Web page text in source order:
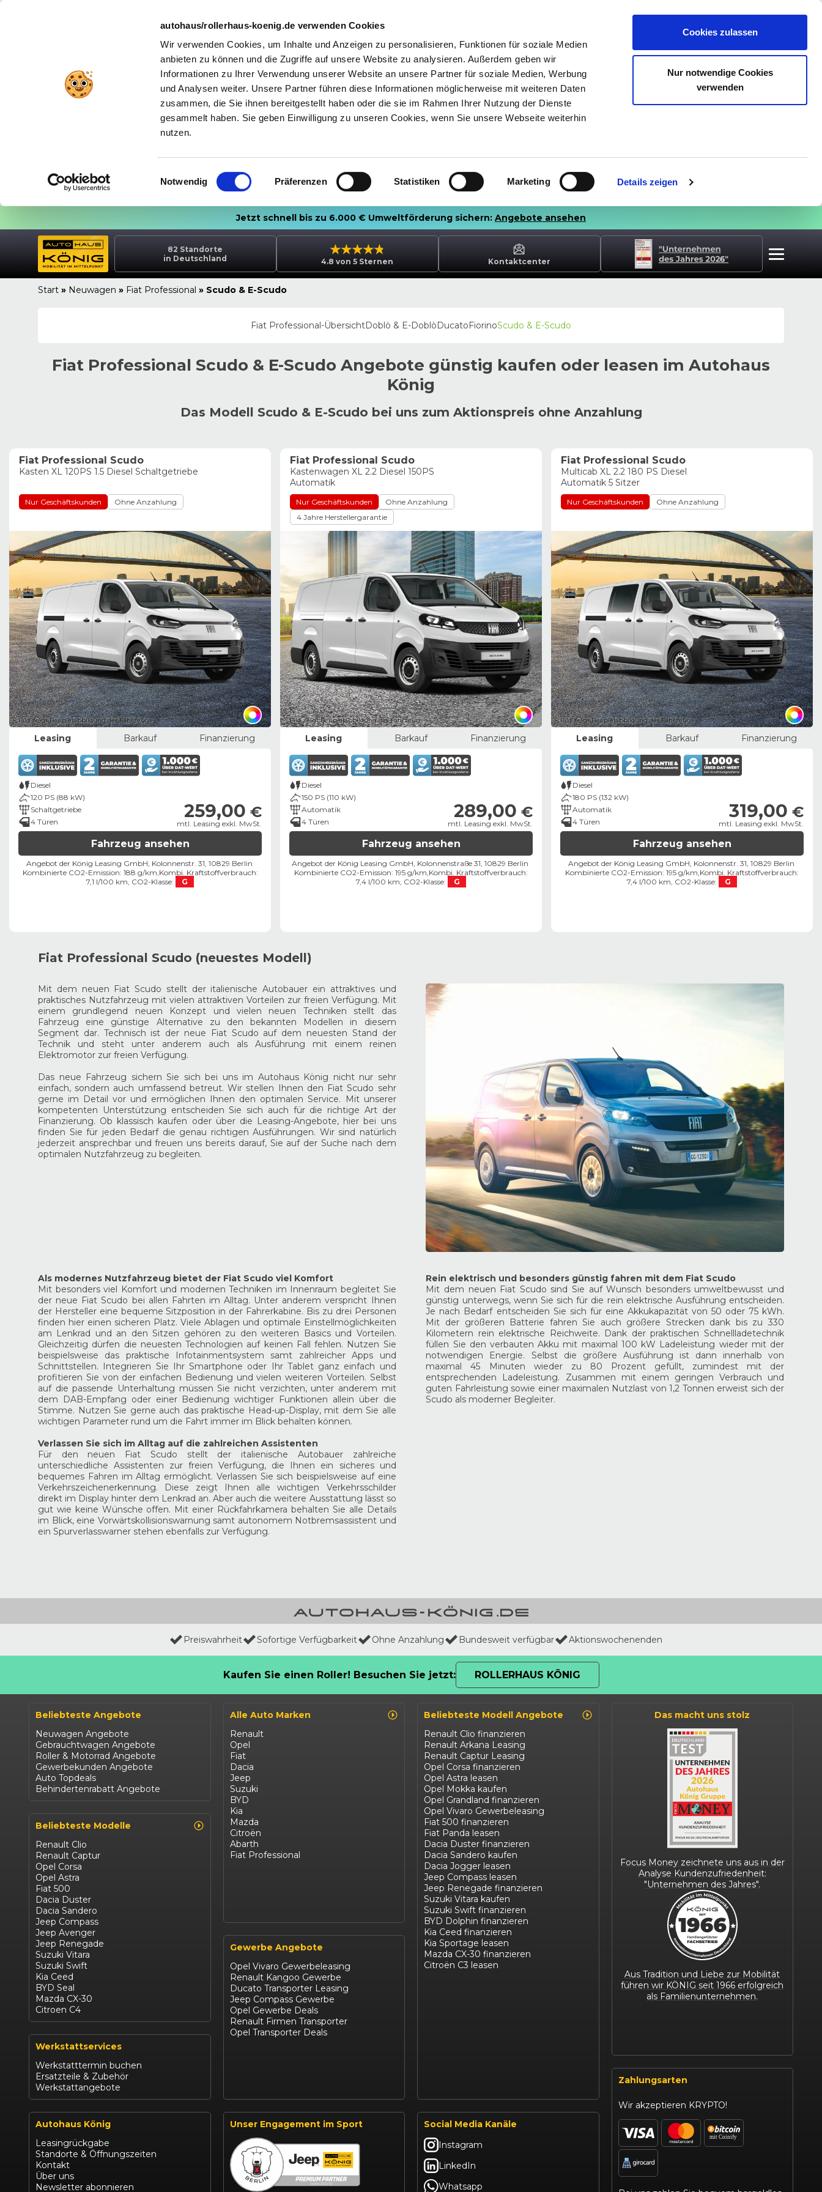
autohaus/rollerhaus-koenig.de verwenden Cookies
Wir verwenden Cookies, um Inhalte und Anzeigen zu personalisieren, Funktionen für soziale Medien
anbieten zu können und die Zugriffe auf unsere Website zu analysieren. Außerdem geben wir
Informationen zu Ihrer Verwendung unserer Website an unsere Partner für soziale Medien, Werbung
und Analysen weiter. Unsere Partner führen diese Informationen möglicherweise mit weiteren Daten
zusammen, die Sie ihnen bereitgestellt haben oder die sie im Rahmen Ihrer Nutzung der Dienste
gesammelt haben. Sie geben Einwilligung zu unseren Cookies, wenn Sie unsere Webseite weiterhin
nutzen.
Einwilligungsauswahl
Notwendig Präferenzen Statistiken Marketing Details zeigen
Cookies zulassen
Nur notwendige Cookies
verwenden
Jetzt schnell bis zu 6.000 € Umweltförderung sichern: Angebote ansehen
82 Standorte
in Deutschland
4.8 von 5 Sternen Kontaktcenter
Start » Neuwagen » Fiat Professional » Scudo & E-Scudo
Fiat Professional-ÜbersichtDoblò & E-DoblòDucatoFiorinoScudo & E-Scudo
Fiat Professional Scudo & E-Scudo Angebote günstig kaufen oder leasen im Autohaus
König
Das Modell Scudo & E-Scudo bei uns zum Aktionspreis ohne Anzahlung
Fiat Professional Scudo
Kasten XL 120PS 1.5 Diesel Schaltgetriebe
Nur Geschäftskunden Ohne Anzahlung
Bild zeigt Beispielabbildung des Fahrzeugs
Leasing Barkauf Finanzierung
Diesel
120 PS (88 kW)
Schaltgetriebe
4 Türen
259,00 €
mtl. Leasing exkl. MwSt.
Fahrzeug ansehen
Angebot der König Leasing GmbH, Kolonnenstr. 31, 10829 Berlin ​
Kombinierte CO2-Emission: 188 g/km,Kombi. Kraftstoffverbrauch:
7,1 l/100 km, CO2-Klasse: G
Fiat Professional Scudo
Kastenwagen XL 2.2 Diesel 150PS
Automatik
Nur Geschäftskunden
Ohne Anzahlung
4 Jahre Herstellergarantie
Bild zeigt Beispielabbildung des Fahrzeugs
Leasing Barkauf Finanzierung
Diesel
150 PS (110 kW)
Automatik
4 Türen
289,00 €
mtl. Leasing exkl. MwSt.
Fahrzeug ansehen
Angebot der König Leasing GmbH, Kolonnenstraße 31, 10829 Berlin ​
Kombinierte CO2-Emission: 195 g/km,Kombi. Kraftstoffverbrauch:
7,4 l/100 km, CO2-Klasse: G
Fiat Professional Scudo
Multicab XL 2.2 180 PS Diesel
Automatik 5 Sitzer
Nur Geschäftskunden Ohne Anzahlung
Bild zeigt Beispielabbildung des Fahrzeugs
Leasing Barkauf Finanzierung
Diesel
180 PS (132 kW)
Automatik
4 Türen
319,00 €
mtl. Leasing exkl. MwSt.
Fahrzeug ansehen
Angebot der König Leasing GmbH, Kolonnenstr. 31, 10829 Berlin ​
Kombinierte CO2-Emission: 195 g/km,Kombi. Kraftstoffverbrauch:
7,4 l/100 km, CO2-Klasse: G
Fiat Professional Scudo (neuestes Modell)
Mit dem neuen Fiat Scudo stellt der italienische Autobauer ein attraktives und
praktisches Nutzfahrzeug mit vielen attraktiven Vorteilen zur freien Verfügung. Mit
einem grundlegend neuen Konzept und vielen neuen Techniken stellt das
Fahrzeug eine günstige Alternative zu den bekannten Modellen in diesem
Segment dar. Technisch ist der neue Fiat Scudo auf dem neuesten Stand der
Technik und steht unter anderem auch als Ausführung mit einem reinen
Elektromotor zur freien Verfügung.
Das neue Fahrzeug sichern Sie sich bei uns im Autohaus König nicht nur sehr
einfach, sondern auch umfassend betreut. Wir stellen Ihnen den Fiat Scudo sehr
gerne im Detail vor und ermöglichen Ihnen den optimalen Service. Mit unserer
kompetenten Unterstützung entscheiden Sie sich auch für die richtige Art der
Finanzierung. Ob klassisch kaufen oder über die Leasing-Angebote, hier bei uns
finden Sie für jeden Bedarf die genau richtigen Ausführungen. Wir sind natürlich
jederzeit ansprechbar und freuen uns bereits darauf, Sie auf der Suche nach dem
optimalen Nutzfahrzeug zu begleiten.
Als modernes Nutzfahrzeug bietet der Fiat Scudo viel Komfort
Mit besonders viel Komfort und modernen Techniken im Innenraum begleitet Sie
der neue Fiat Scudo bei allen Fahrten im Alltag. Unter anderem verspricht Ihnen
der Hersteller eine bequeme Sitzposition in der Fahrerkabine. Bis zu drei Personen
finden hier einen sicheren Platz. Viele Ablagen und optimale Einstellmöglichkeiten
am Lenkrad und an den Sitzen gehören zu den weiteren Basics und Vorteilen.
Gleichzeitig dürfen die neuesten Technologien auf keinen Fall fehlen. Nutzen Sie
beispielsweise das praktische Infotainmentsystem samt zahlreicher Apps und
Schnittstellen. Integrieren Sie Ihr Smartphone oder Ihr Tablet ganz einfach und
profitieren Sie von der einfachen Bedienung und vielen weiteren Vorteilen. Selbst
auf die passende Unterhaltung müssen Sie nicht verzichten, unter anderem mit
dem DAB-Empfang oder einer Bedienung wichtiger Funktionen allein über die
Stimme. Nutzen Sie gerne auch das praktische Head-up-Display, mit dem Sie alle
wichtigen Parameter rund um die Fahrt immer im Blick behalten können.
Verlassen Sie sich im Alltag auf die zahlreichen Assistenten
Für den neuen Fiat Scudo stellt der italienische Autobauer zahlreiche
unterschiedliche Assistenten zur freien Verfügung, die Ihnen ein sicheres und
bequemes Fahren im Alltag ermöglicht. Verlassen Sie sich beispielsweise auf eine
Verkehrszeichenerkennung. Diese zeigt Ihnen alle wichtigen Verkehrsschilder
direkt im Display hinter dem Lenkrad an. Aber auch die weitere Ausstattung lässt so
gut wie keine Wünsche offen. Mit einer Rückfahrkamera behalten Sie alle Details
im Blick, eine Vorwärtskollisionswarnung samt autonomem Notbremsassistent und
ein Spurverlasswarner stehen ebenfalls zur Verfügung.
Rein elektrisch und besonders günstig fahren mit dem Fiat Scudo
Mit dem neuen Fiat Scudo sind Sie auf Wunsch besonders umweltbewusst und
günstig unterwegs, wenn Sie sich für die rein elektrische Ausführung entscheiden.
Je nach Bedarf entscheiden Sie sich für eine Akkukapazität von 50 oder 75 kWh.
Mit der größeren Batterie fahren Sie auch größere Strecken dank bis zu 330
Kilometern rein elektrische Reichweite. Dank der praktischen Schnellladetechnik
füllen Sie den verbauten Akku mit maximal 100 kW Ladeleistung wieder mit der
notwendigen Energie. Selbst die größere Ausführung ist dann innerhalb von
maximal 45 Minuten wieder zu 80 Prozent gefüllt, zumindest mit der
entsprechenden Ladeleistung. Zusammen mit einem geringen Verbrauch und
guten Fahrleistung sowie einer maximalen Nutzlast von 1,2 Tonnen erweist sich der
Scudo als moderner Begleiter.
Preiswahrheit Sofortige Verfügbarkeit Ohne Anzahlung Bundesweit verfügbar Aktionswochenenden
Kaufen Sie einen Roller! Besuchen Sie jetzt: ROLLERHAUS KÖNIG
Beliebteste Angebote
Neuwagen Angebote
Gebrauchtwagen Angebote
Roller & Motorrad Angebote
Gewerbekunden Angebote
Auto Topdeals
Behindertenrabatt Angebote
Beliebteste Modelle
Renault Clio
Renault Captur
Opel Corsa
Opel Astra
Fiat 500
Dacia Duster
Dacia Sandero
Jeep Compass
Jeep Avenger
Jeep Renegade
Suzuki Vitara
Suzuki Swift
Kia Ceed
BYD Seal
Mazda CX-30
Citroen C4
Werkstattservices
Werkstatttermin buchen
Ersatzteile & Zubehör
Werkstattangebote
Alle Auto Marken
Renault
Opel
Fiat
Dacia
Jeep
Suzuki
BYD
Kia
Mazda
Citroën
Abarth
Fiat Professional
Gewerbe Angebote
Opel Vivaro Gewerbeleasing
Renault Kangoo Gewerbe
Ducato Transporter Leasing
Jeep Compass Gewerbe
Opel Gewerbe Deals
Renault Firmen Transporter
Opel Transporter Deals
Beliebteste Modell Angebote
Renault Clio finanzieren
Renault Arkana Leasing
Renault Captur Leasing
Opel Corsa finanzieren
Opel Astra leasen
Opel Mokka kaufen
Opel Grandland finanzieren
Opel Vivaro Gewerbeleasing
Fiat 500 finanzieren
Fiat Panda leasen
Dacia Duster finanzieren
Dacia Sandero kaufen
Dacia Jogger leasen
Jeep Compass leasen
Jeep Renegade finanzieren
Suzuki Vitara kaufen
Suzuki Swift finanzieren
BYD Dolphin finanzieren
Kia Ceed finanzieren
Kia Sportage leasen
Mazda CX-30 finanzieren
Citroën C3 leasen
Autohaus König
Leasingrückgabe
Standorte & Öffnungszeiten
Kontakt
Über uns
Newsletter abonnieren
Unser Engagement im Sport
Social Media Kanäle
Instagram
LinkedIn
Whatsapp
Das macht uns stolz
Focus Money zeichnete uns aus in der
Analyse Kundenzufriedenheit:
"Unternehmen des Jahres".
Aus Tradition und Liebe zur Mobilität
führen wir KÖNIG seit 1966 erfolgreich
als Familienunternehmen.
Zahlungsarten
Wir akzeptieren KRYPTO!